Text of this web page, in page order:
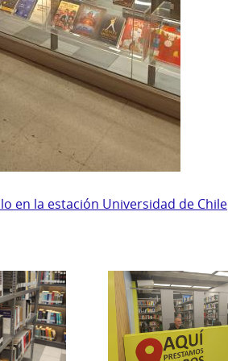
en la estación Universidad de Chile